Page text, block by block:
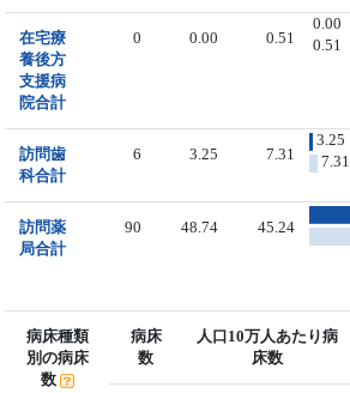
在宅療
養後方
支援病
院合計
0 0.00 0.51
0.00
0.51
訪問歯
科合計
6 3.25 7.31
3.25
7.31
訪問薬
局合計
90 48.74 45.24
病床種類
別の病床
数
病床
数
人口10万人あたり病
床数